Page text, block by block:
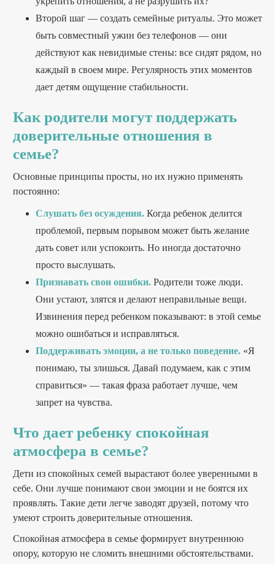
Второй шаг — создать семейные ритуалы. Это может
быть совместный ужин без телефонов — они
действуют как невидимые стены: все сидят рядом, но
каждый в своем мире. Регулярность этих моментов
дает детям ощущение стабильности.
Как родители могут поддержать
доверительные отношения в
семье?
Основные принципы просты, но их нужно применять
постоянно:
Слушать без осуждения.Когда ребенок делится
проблемой, первым порывом может быть желание
дать совет или успокоить. Но иногда достаточно
просто выслушать.
Признавать свои ошибки.Родители тоже люди.
Они устают, злятся и делают неправильные вещи.
Извинения перед ребенком показывают: в этой семье
можно ошибаться и исправляться.
Поддерживать эмоции, а не только поведение.«Я
понимаю, ты злишься. Давай подумаем, как с этим
справиться» — такая фраза работает лучше, чем
запрет на чувства.
Что дает ребенку спокойная
атмосфера в семье?
Дети из спокойных семей вырастают более уверенными в
себе. Они лучше понимают свои эмоции и не боятся их
проявлять. Такие дети легче заводят друзей, потому что
умеют строить доверительные отношения.
Спокойная атмосфера в семье формирует внутреннюю
опору, которую не сломить внешними обстоятельствами.